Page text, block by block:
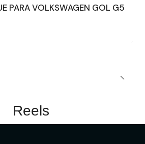
PARA VOLKSWAGEN GOL G5
Reels